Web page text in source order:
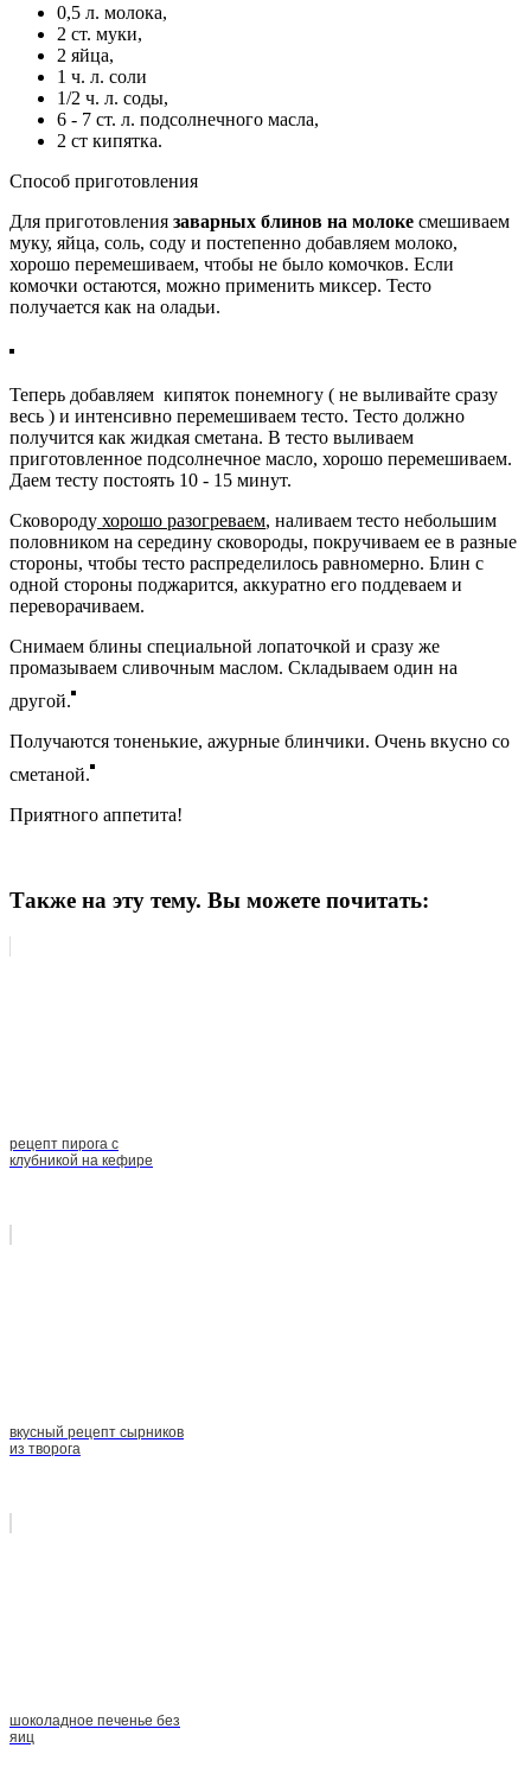
0,5 л. молока,
2 ст. муки,
2 яйца,
1 ч. л. соли
1/2 ч. л. соды,
6 - 7 ст. л. подсолнечного масла,
2 ст кипятка.
Способ приготовления
Для приготовления заварных блинов на молоке смешиваем
муку, яйца, соль, соду и постепенно добавляем молоко,
хорошо перемешиваем, чтобы не было комочков. Если
комочки остаются, можно применить миксер. Тесто
получается как на оладьи.
Теперь добавляем кипяток понемногу ( не выливайте сразу
весь ) и интенсивно перемешиваем тесто. Тесто должно
получится как жидкая сметана. В тесто выливаем
приготовленное подсолнечное масло, хорошо перемешиваем.
Даем тесту постоять 10 - 15 минут.
Сковороду хорошо разогреваем, наливаем тесто небольшим
половником на середину сковороды, покручиваем ее в разные
стороны, чтобы тесто распределилось равномерно. Блин с
одной стороны поджарится, аккуратно его поддеваем и
переворачиваем.
Снимаем блины специальной лопаточкой и сразу же
промазываем сливочным маслом. Складываем один на
другой.
Получаются тоненькие, ажурные блинчики. Очень вкусно со
сметаной.
Приятного аппетита!
Также на эту тему. Вы можете почитать:
рецепт пирога с
клубникой на кефире
вкусный рецепт сырников
из творога
шоколадное печенье без
яиц